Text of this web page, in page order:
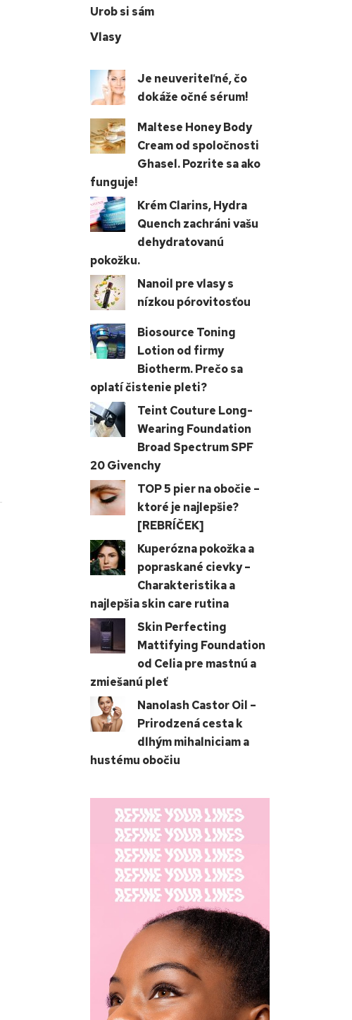
Urob si sám
Vlasy
Je neuveriteľné, čo
dokáže očné sérum!
Maltese Honey Body
Cream od spoločnosti
Ghasel. Pozrite sa ako
funguje!
Krém Clarins, Hydra
Quench zachráni vašu
dehydratovanú
pokožku.
Nanoil pre vlasy s
nízkou pórovitosťou
Biosource Toning
Lotion od firmy
Biotherm. Prečo sa
oplatí čistenie pleti?
Teint Couture Long-
Wearing Foundation
Broad Spectrum SPF
20 Givenchy
TOP 5 pier na obočie –
ktoré je najlepšie?
[REBRÍČEK]
Kuperózna pokožka a
popraskané cievky –
Charakteristika a
najlepšia skin care rutina
Skin Perfecting
Mattifying Foundation
od Celia pre mastnú a
zmiešanú pleť
Nanolash Castor Oil –
Prirodzená cesta k
dlhým mihalniciam a
hustému obočiu